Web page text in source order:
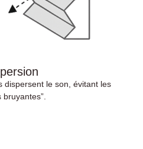
dispersent le son, évitant les
bruyantes”.